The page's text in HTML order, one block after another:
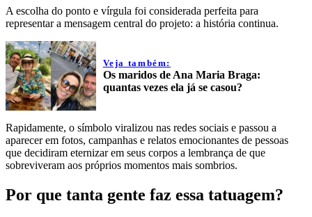
A escolha do ponto e vírgula foi considerada perfeita para
representar a mensagem central do projeto: a história continua.
Veja também:
Os maridos de Ana Maria Braga:
quantas vezes ela já se casou?
Rapidamente, o símbolo viralizou nas redes sociais e passou a
aparecer em fotos, campanhas e relatos emocionantes de pessoas
que decidiram eternizar em seus corpos a lembrança de que
sobreviveram aos próprios momentos mais sombrios.
Por que tanta gente faz essa tatuagem?